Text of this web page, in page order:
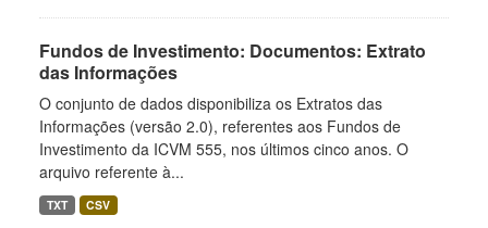
Fundos de Investimento: Documentos: Extrato
das Informações
O conjunto de dados disponibiliza os Extratos das
Informações (versão 2.0), referentes aos Fundos de
Investimento da ICVM 555, nos últimos cinco anos. O
arquivo referente à...
TXT CSV